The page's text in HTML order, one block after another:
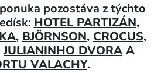
pozostáva z týchto
HOTEL PARTIZÁN,
, BJÖRNSON, CROCUS,
JULIANINHO DVORA A
VALACHY.